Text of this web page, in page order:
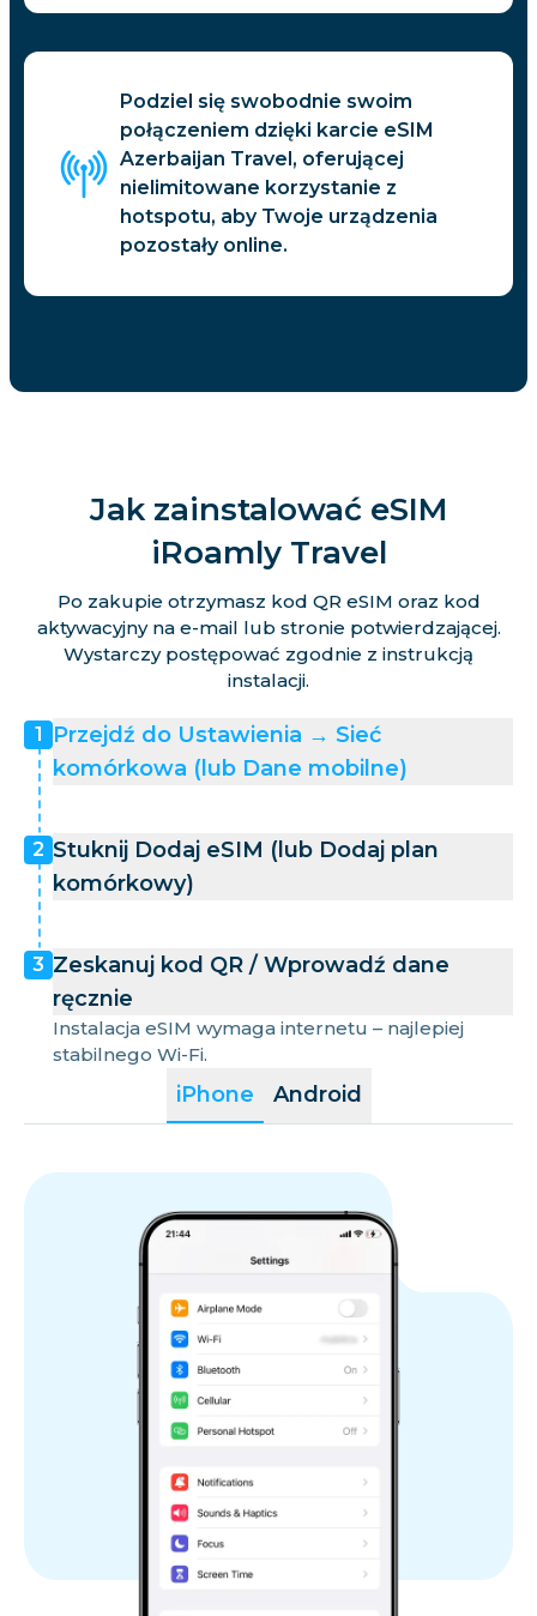
Podziel się swobodnie swoim
połączeniem dzięki karcie eSIM
Azerbaijan Travel, oferującej
nielimitowane korzystanie z
hotspotu, aby Twoje urządzenia
pozostały online.
Jak zainstalować eSIM
iRoamly Travel
Po zakupie otrzymasz kod QR eSIM oraz kod
aktywacyjny na e-mail lub stronie potwierdzającej.
Wystarczy postępować zgodnie z instrukcją
instalacji.
iPhone Android
1
Przejdź do Ustawienia → Sieć
komórkowa (lub Dane mobilne)
2 Stuknij Dodaj eSIM (lub Dodaj plan
komórkowy)
3 Zeskanuj kod QR / Wprowadź dane
ręcznie
Instalacja eSIM wymaga internetu – najlepiej
stabilnego Wi-Fi.